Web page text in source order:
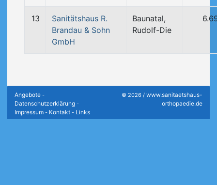
13
Sanitätshaus R.
Brandau & Sohn
GmbH
Baunatal,
Rudolf-Die
Angebote -
Datenschutzerklärung -
Impressum - Kontakt - Links
© 2026 / www.sanitaetshaus-
orthopaedie.de